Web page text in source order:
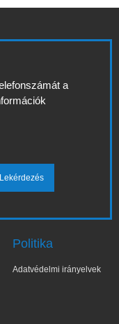
a
Politika
Adatvédelmi irányelvek